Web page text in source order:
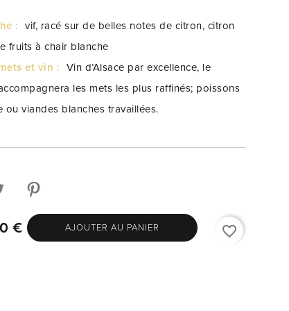
: vif, racé sur de belles notes de citron, citron
fruits à chair blanche
et vin : Vin d’Alsace par excellence, le
les mets les plus raffinés; poissons
ou viandes blanches travaillées.
€ AJOUTER AU PANIER favorite_border